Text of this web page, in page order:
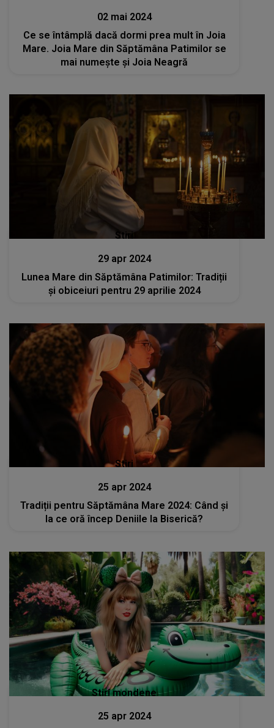
02 mai 2024
Ce se întâmplă dacă dormi prea mult în Joia
Mare. Joia Mare din Săptămâna Patimilor se
mai numeşte şi Joia Neagră
Stiri
29 apr 2024
Lunea Mare din Săptămâna Patimilor: Tradiții
și obiceiuri pentru 29 aprilie 2024
Stiri
25 apr 2024
Tradiții pentru Săptămâna Mare 2024: Când și
la ce oră încep Deniile la Biserică?
Stiri mondene
25 apr 2024